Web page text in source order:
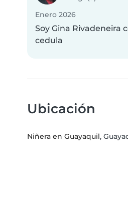
Enero 2026
Soy Gina Rivadeneira
cedula
Ubicación
Niñera en Guayaquil,